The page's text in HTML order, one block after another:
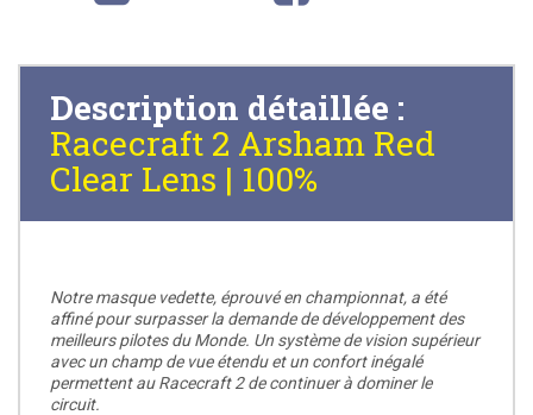
Description détaillée :
Racecraft 2 Arsham Red
Clear Lens | 100%
Notre masque vedette, éprouvé en championnat, a été
affiné pour surpasser la demande de développement des
meilleurs pilotes du Monde. Un système de vision supérieur
avec un champ de vue étendu et un confort inégalé
permettent au Racecraft 2 de continuer à dominer le
circuit.